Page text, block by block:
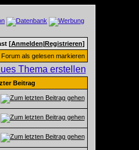
[Anmelden|Registrieren]
Forum als gelesen markieren
Beitrag